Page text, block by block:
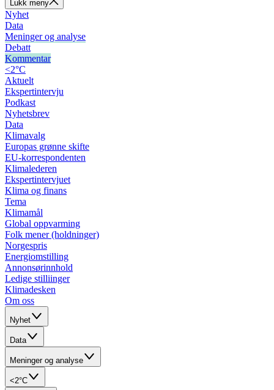
Lukk meny
Nyhet
Data
Meninger og analyse
Debatt
Kommentar
<2°C
Aktuelt
Ekspertintervju
Podkast
Nyhetsbrev
Data
Klimavalg
Europas grønne skifte
EU-korrespondenten
Klimalederen
Ekspertintervjuet
Klima og finans
Tema
Klimamål
Global oppvarming
Folk mener (holdninger)
Norgespris
Energiomstilling
Annonsørinnhold
Ledige stilliinger
Klimadesken
Om oss
Nyhet
Data
Meninger og analyse
<2°C